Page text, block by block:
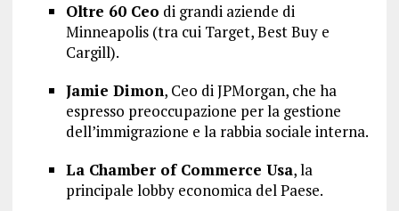
Oltre 60 Ceo di grandi aziende di
Minneapolis (tra cui Target, Best Buy e
Cargill).
Jamie Dimon, Ceo di JPMorgan, che ha
espresso preoccupazione per la gestione
dell’immigrazione e la rabbia sociale interna.
La Chamber of Commerce Usa, la
principale lobby economica del Paese.